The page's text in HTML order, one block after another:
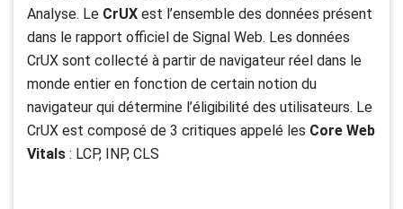
Analyse. Le CrUX est l’ensemble des données présent
dans le rapport officiel de Signal Web. Les données
CrUX sont collecté à partir de navigateur réel dans le
monde entier en fonction de certain notion du
navigateur qui détermine l’éligibilité des utilisateurs. Le
CrUX est composé de 3 critiques appelé les Core Web
Vitals : LCP, INP, CLS